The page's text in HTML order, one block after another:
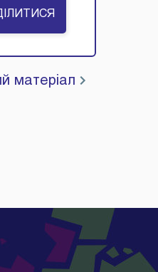
матеріал